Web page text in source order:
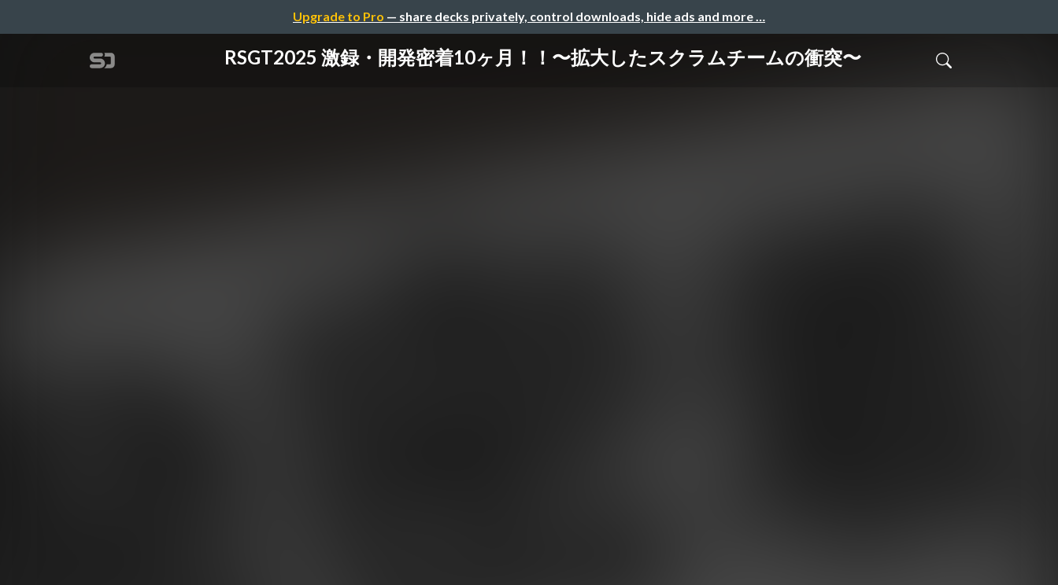
Upgrade to Pro — share decks privately, control downloads, hide ads and more …
RSGT2025 激録・開発密着10ヶ月！！〜拡大したスクラムチームの衝突〜